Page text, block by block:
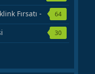
Fırsatı -
64
30